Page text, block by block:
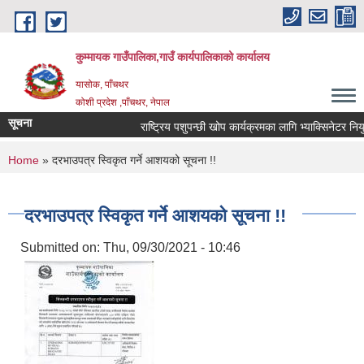
Skip to main content
कुम्मायक गाउँपालिका,गाउँ कार्यपालिकाको कार्यालय
यासोक, पाँचथर
कोशी प्रदेश ,पाँचथर, नेपाल
सूचना राष्ट्रिय पशुपन्छी खोप कार्यक्रमका लागि भ्याक्सिनेटर
You are here
Home » दरभाउपत्र स्विकृत गर्ने आशयको सूचना !!
दरभाउपत्र स्विकृत गर्ने आशयको सूचना !!
Submitted on: Thu, 09/30/2021 - 10:46